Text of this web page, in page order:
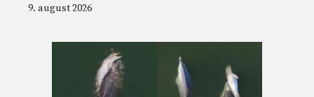
9. august 2026